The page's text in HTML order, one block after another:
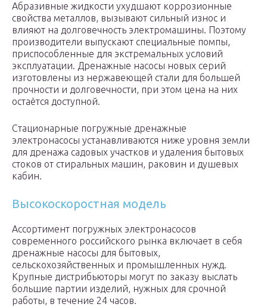
Абразивные жидкости ухудшают коррозионные
свойства металлов, вызывают сильный износ и
влияют на долговечность электромашины. Поэтому
производители выпускают специальные помпы,
приспособленные для экстремальных условий
эксплуатации. Дренажные насосы новых серий
изготовлены из нержавеющей стали для большей
прочности и долговечности, при этом цена на них
остаётся доступной.
Стационарные погружные дренажные
электронасосы устанавливаются ниже уровня земли
для дренажа садовых участков и удаления бытовых
стоков от стиральных машин, раковин и душевых
кабин.
Высокоскоростная модель
Ассортимент погружных электронасосов
современного российского рынка включает в себя
дренажные насосы для бытовых,
сельскохозяйственных и промышленных нужд.
Крупные дистрибьюторы могут по заказу выслать
большие партии изделий, нужных для срочной
работы, в течение 24 часов.